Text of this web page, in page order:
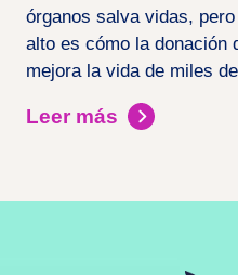
órganos salva vidas,
alto es cómo la donación
mejora la vida de miles
Leer más